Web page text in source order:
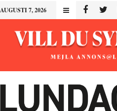
AUGUSTI 7, 2026